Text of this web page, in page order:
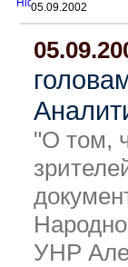
05.09.2002
"О том,
УНР